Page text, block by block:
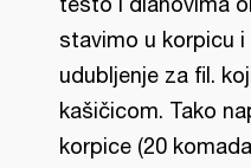
stavimo u korpicu
udubljenje za fil.
kašičicom. Tako
korpice (20